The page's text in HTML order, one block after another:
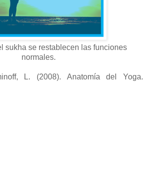
sukha se restablecen las funciones
normales.
L. (2008). Anatomía del Yoga.